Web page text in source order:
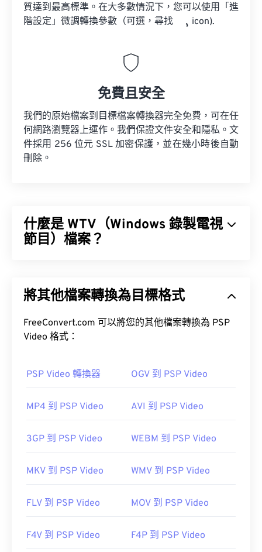
質達到最高標準。在大多數情況下，您可以使用「進
階設定」微調轉換參數（可選，尋找
icon).
免費且安全
我們的原始檔案到目標檔案轉換器完全免費，可在任
何網路瀏覽器上運作。我們保證文件安全和隱私。文
件採用 256 位元 SSL 加密保護，並在幾小時後自動
刪除。
什麼是 WTV（Windows 錄製電視
節目）檔案？
媒體容器，它使用MPEG-2和MPEG-4壓縮視頻，
href="https://en.wikipedia.org/wiki/Dolby_AC-
3">Dolby Digital AC-3
如何開啟 WTV 檔案？
WTV 檔案的最佳方法是使用。如果內容受版權保
如果內容不受版權保護，則可以在其他平台上播放。
將其他檔案轉換為目標格式
FreeConvert.com 可以將您的其他檔案轉換為 PSP
Video 格式：
PSP Video 轉換器 OGV 到 PSP Video
MP4 到 PSP Video AVI 到 PSP Video
3GP 到 PSP Video WEBM 到 PSP Video
MKV 到 PSP Video WMV 到 PSP Video
FLV 到 PSP Video MOV 到 PSP Video
F4V 到 PSP Video F4P 到 PSP Video